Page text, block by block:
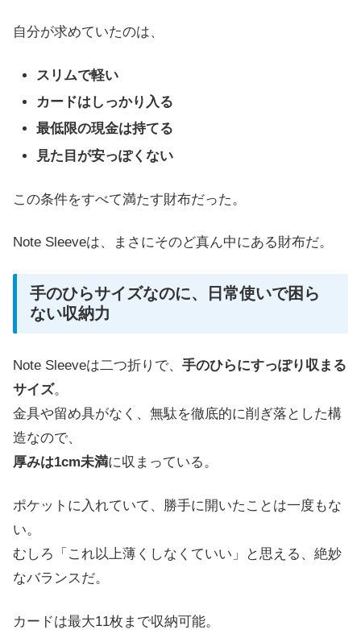
自分が求めていたのは、
スリムで軽い
カードはしっかり入る
最低限の現金は持てる
見た目が安っぽくない
この条件をすべて満たす財布だった。
Note Sleeveは、まさにそのど真ん中にある財布だ。
手のひらサイズなのに、日常使いで困ら
ない収納力
Note Sleeveは二つ折りで、 手のひらにすっぽり収まる
サイズ。
金具や留め具がなく、無駄を徹底的に削ぎ落とした構
造なので、
厚みは1cm未満に収まっている。
ポケットに入れていて、勝手に開いたことは一度もな
い。
むしろ「これ以上薄くしなくていい」と思える、絶妙
なバランスだ。
カードは最大11枚まで収納可能。